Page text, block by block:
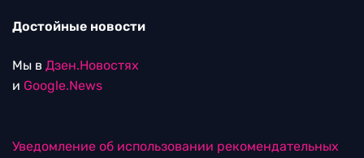
Достойные новости
Мы в Дзен.Новостях
и Google.News
Уведомление об использовании рекомендательных